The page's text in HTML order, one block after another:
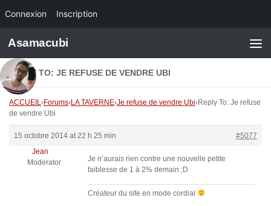
Connexion Inscription
Skip to content
Asamacubi
REPLY TO: JE REFUSE DE VENDRE UBI
ACCUEIL›Forums›LA TAVERNE›Je refuse de vendre Ubi›Reply To: Je refuse
de vendre Ubi
15 octobre 2014 at 22 h 25 min
#5077
Jean
Moderator
Je n’aurais rien contre une nouvelle petite
faiblesse de 1 à 2% demain ;D
Créateur du site en mode cordial